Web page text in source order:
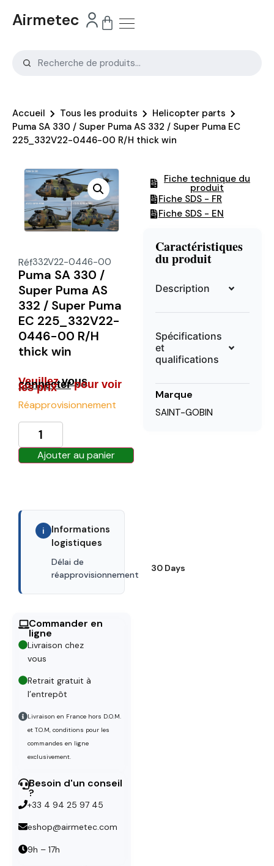
Airmetec
Accueil Tous les produits
Helicopter parts
Puma SA 330 / Super Puma AS 332 / Super Puma EC
225_332V22-0446-00 R/H thick win
Réf332V22-0446-00
Puma SA 330 /
Super Puma AS
332 / Super Puma
EC 225_332V22-
0446-00 R/H
thick win
Veuillezvous
connecterpour voir
les prix
Réapprovisionnement
Ajouter au panier
i
Informations
logistiques
Délai de
réapprovisionnement
30 Days
Commander en
ligne
Livraison chez
vous
Retrait gratuit à
l’entrepôt
Livraison en France hors D.O.M.
et T.O.M, conditions pour les
commandes en ligne
exclusivement.
Besoin d'un conseil
?
+33 4 94 25 97 45
eshop@airmetec.com
9h – 17h
Fiche technique du
produit
Fiche SDS - FR
Fiche SDS - EN
Caractéristiques
du produit
Description
Spécifications
et
qualifications
Marque
SAINT-GOBIN